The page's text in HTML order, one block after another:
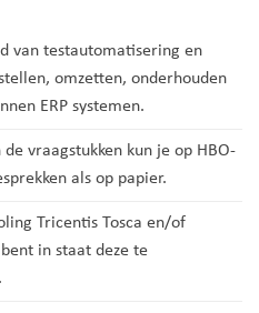
van testautomatisering en
omzetten, onderhouden
ERP systemen.
vraagstukken kun je op HBO-
als op papier.
Tricentis Tosca en/of
in staat deze te